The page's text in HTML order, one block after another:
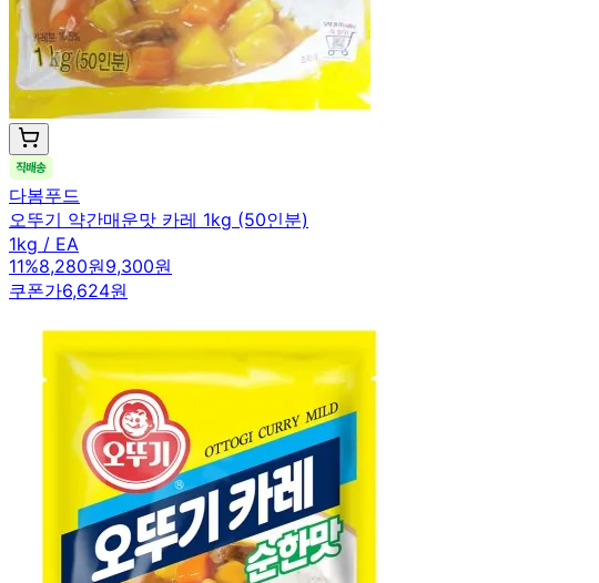
다봄푸드
오뚜기 약간매운맛 카레 1kg (50인분)
1kg / EA
11%8,280원9,300원
쿠폰가6,624원